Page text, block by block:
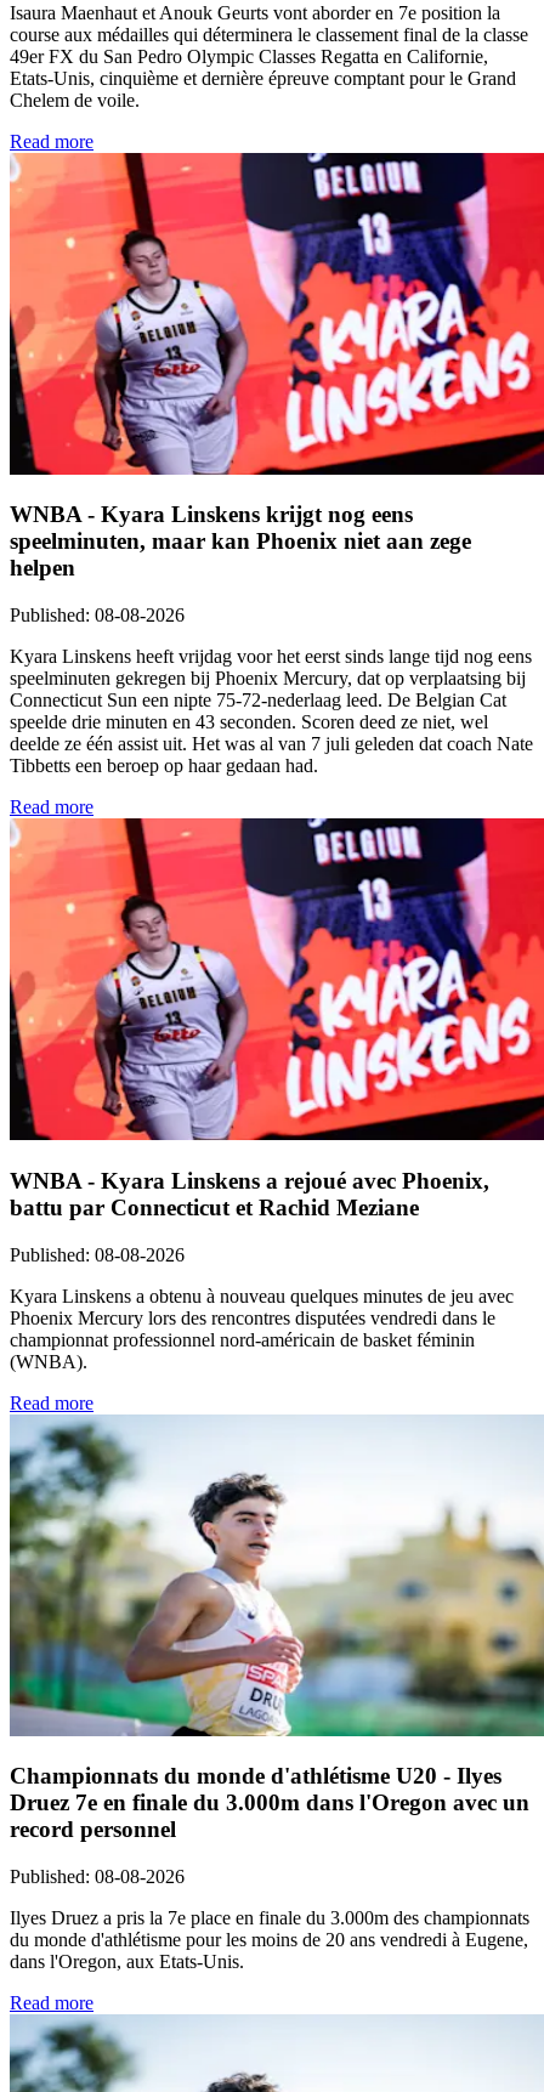
Isaura Maenhaut et Anouk Geurts vont aborder en 7e position la
course aux médailles qui déterminera le classement final de la classe
49er FX du San Pedro Olympic Classes Regatta en Californie,
Etats-Unis, cinquième et dernière épreuve comptant pour le Grand
Chelem de voile.
Read more
WNBA - Kyara Linskens krijgt nog eens
speelminuten, maar kan Phoenix niet aan zege
helpen
Published: 08-08-2026
Kyara Linskens heeft vrijdag voor het eerst sinds lange tijd nog eens
speelminuten gekregen bij Phoenix Mercury, dat op verplaatsing bij
Connecticut Sun een nipte 75-72-nederlaag leed. De Belgian Cat
speelde drie minuten en 43 seconden. Scoren deed ze niet, wel
deelde ze één assist uit. Het was al van 7 juli geleden dat coach Nate
Tibbetts een beroep op haar gedaan had.
Read more
WNBA - Kyara Linskens a rejoué avec Phoenix,
battu par Connecticut et Rachid Meziane
Published: 08-08-2026
Kyara Linskens a obtenu à nouveau quelques minutes de jeu avec
Phoenix Mercury lors des rencontres disputées vendredi dans le
championnat professionnel nord-américain de basket féminin
(WNBA).
Read more
Championnats du monde d'athlétisme U20 - Ilyes
Druez 7e en finale du 3.000m dans l'Oregon avec un
record personnel
Published: 08-08-2026
Ilyes Druez a pris la 7e place en finale du 3.000m des championnats
du monde d'athlétisme pour les moins de 20 ans vendredi à Eugene,
dans l'Oregon, aux Etats-Unis.
Read more